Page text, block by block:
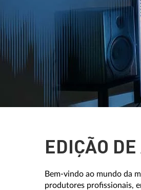
EDIÇÃO
Bem-vindo ao mundo da
produtores profissionais,